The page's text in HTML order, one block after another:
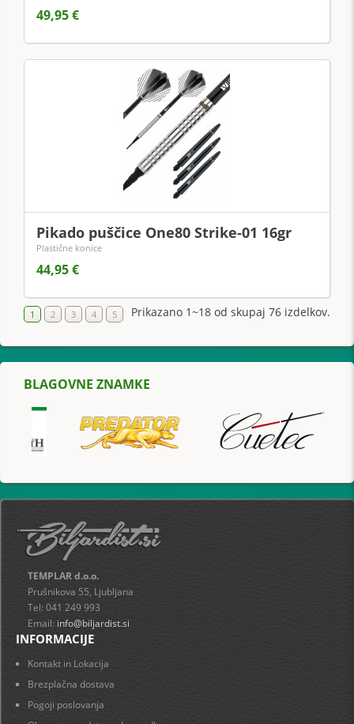
49,95 €
Pikado puščice One80 Strike-01 16gr
Plastične konice
44,95 €
Prikazano 1~18 od skupaj 76 izdelkov.
1 2 3 4 5
BLAGOVNE ZNAMKE
TEMPLAR d.o.o.
Prušnikova 55, Ljubljana
Tel: 041 249 993
Email: info@biljardist.si
INFORMACIJE
Kontakt in Lokacija
Brezplačna dostava
Pogoji poslovanja